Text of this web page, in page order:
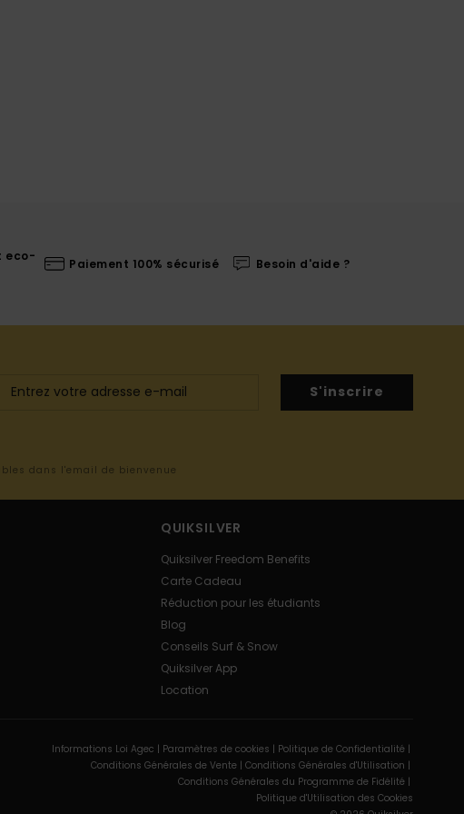
eco-
Paiement 100% sécurisé Besoin d'aide ?
S'inscrire
dans l'email de bienvenue
QUIKSILVER
Quiksilver Freedom Benefits
Carte Cadeau
Réduction pour les étudiants
Blog
Conseils Surf & Snow
Quiksilver App
Location
Informations Loi Agec | Paramètres de cookies | Politique de Confidentialité |
Conditions Générales de Vente | Conditions Générales d'Utilisation |
Conditions Générales du Programme de Fidélité |
Politique d'Utilisation des Cookies